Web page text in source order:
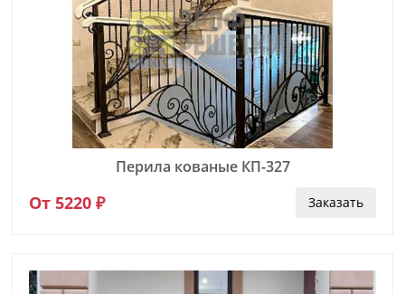
Перила кованые КП-327
От 5220 ₽ Заказать